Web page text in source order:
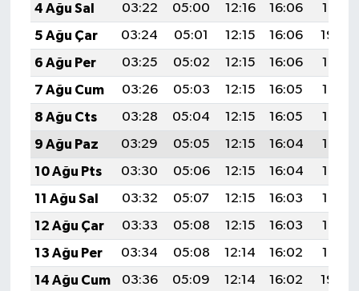
4 Ağu Sal
03:22 05:00 12:16 16:06
19:21
5 Ağu Çar
03:24 05:01 12:15 16:06
19:20
6 Ağu Per
03:25 05:02 12:15 16:06
19:19
7 Ağu Cum
03:26 05:03 12:15 16:05
19:18
8 Ağu Cts
03:28 05:04 12:15 16:05
19:16
9 Ağu Paz
03:29 05:05 12:15 16:04
19:15
10 Ağu Pts
03:30 05:06 12:15 16:04
19:14
11 Ağu Sal
03:32 05:07 12:15 16:03
19:13
12 Ağu Çar
03:33 05:08 12:15 16:03
19:12
13 Ağu Per
03:34 05:08 12:14 16:02
19:10
14 Ağu Cum
03:36 05:09 12:14 16:02
19:09